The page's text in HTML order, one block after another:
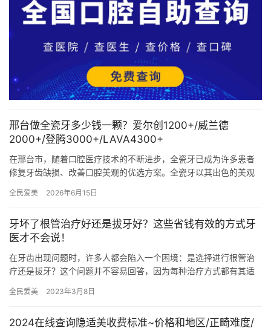
邢台做全瓷牙多少钱一颗？爱尔创1200+/威兰德
2000+/登腾3000+/LAVA4300+
在邢台市，随着口腔医疗技术的不断进步，全瓷牙已成为许多患者
修复牙齿缺损、改善口腔美观的优选方案。全瓷牙以其出色的美观
邢台地…
全民爱美 2026年6月15日
牙坏了根管治疗好还是拔牙好？这些省钱有效的方式牙
医才不会说！
在牙齿出现问题时，许多人都会陷入一个困境：是选择进行根管治
疗还是拔牙？这个问题并不容易回答，因为每种治疗方式都有其适
针对牙…
全民爱美 2023年3月8日
2024在线查询隐适美收费标准~价格和地区/正畸难度/